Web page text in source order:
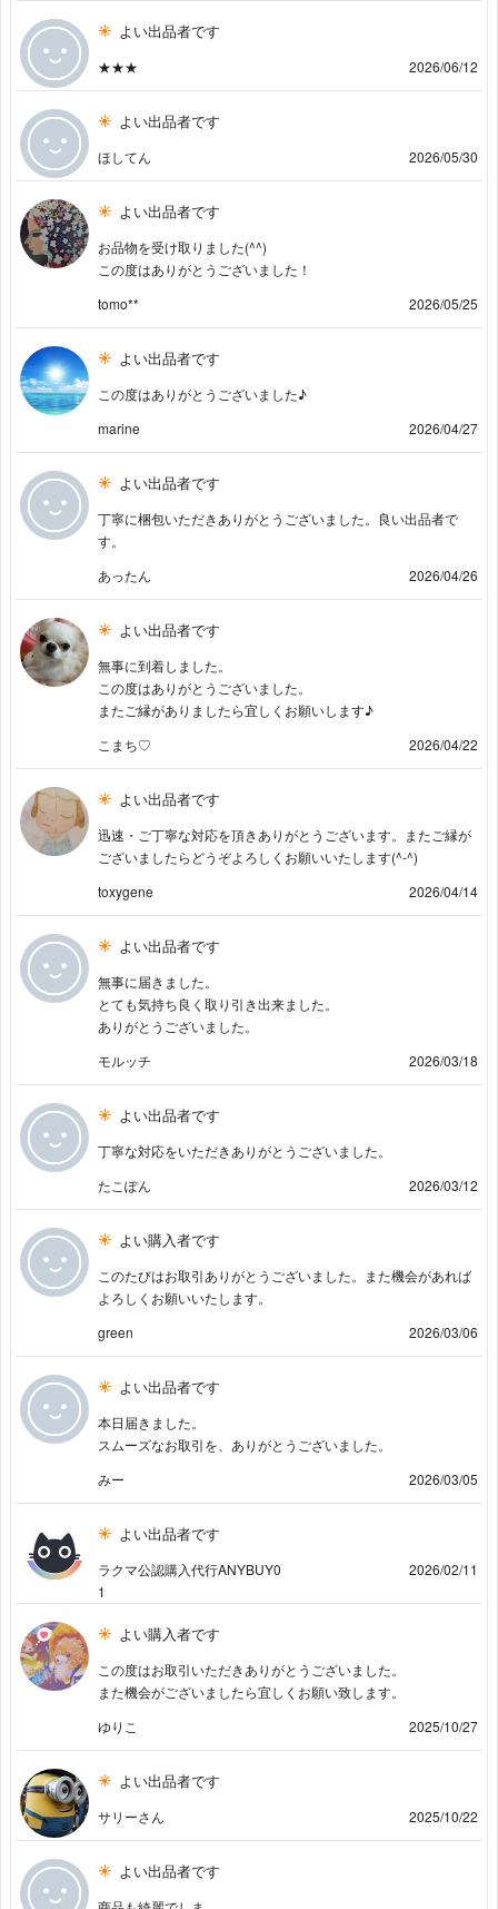
よい出品者です
★★★ 2026/06/12
よい出品者です
ほしてん 2026/05/30
よい出品者です
お品物を受け取りました(⁠^⁠^⁠)
この度はありがとうございました！
tomo**
2026/05/25
よい出品者です
この度はありがとうございました♪
marine
2026/04/27
よい出品者です
丁寧に梱包いただきありがとうございました。良い出品者で
す。
あったん
2026/04/26
よい出品者です
無事に到着しました。
この度はありがとうございました。
またご縁がありましたら宜しくお願いします♪
こまち♡
2026/04/22
よい出品者です
迅速・ご丁寧な対応を頂きありがとうございます。またご縁が
ございましたらどうぞよろしくお願いいたします(^-^)
toxygene
2026/04/14
よい出品者です
無事に届きました。
とても気持ち良く取り引き出来ました。
ありがとうございました。
モルッチ
2026/03/18
よい出品者です
丁寧な対応をいただきありがとうございました。
たこぽん
2026/03/12
よい購入者です
このたびはお取引ありがとうございました。また機会があれば
よろしくお願いいたします。
green
2026/03/06
よい出品者です
本日届きました。
スムーズなお取引を、ありがとうございました。
みー
2026/03/05
よい出品者です
ラクマ公認購入代行ANYBUY0
1
2026/02/11
よい購入者です
この度はお取引いただきありがとうございました。
また機会がございましたら宜しくお願い致します。
ゆりこ
2025/10/27
よい出品者です
サリーさん 2025/10/22
よい出品者です